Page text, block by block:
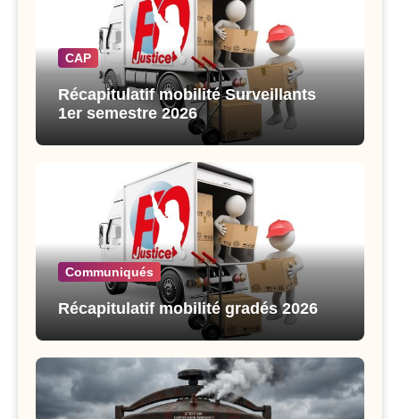
CAP
Récapitulatif mobilité Surveillants
1er semestre 2026
Communiqués
Récapitulatif mobilité gradés 2026